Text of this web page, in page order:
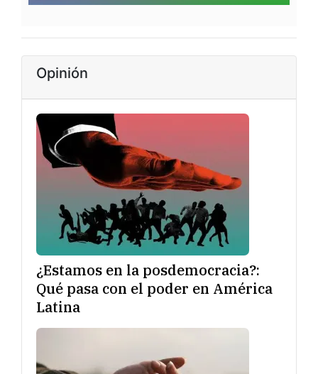
Opinión
¿Estamos en la posdemocracia?:
Qué pasa con el poder en América
Latina